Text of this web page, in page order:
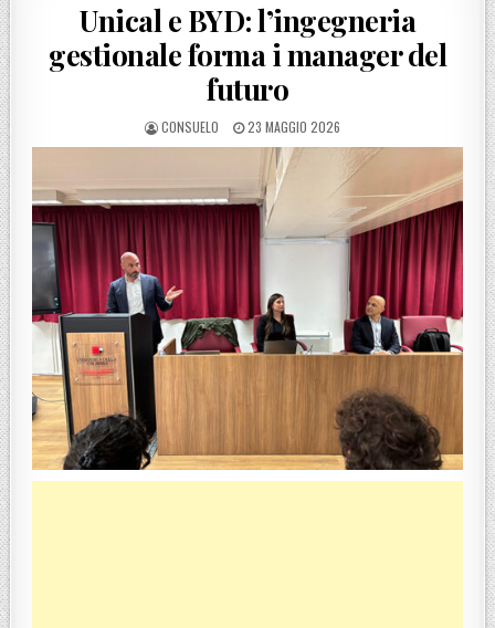
Unical e BYD: l’ingegneria
gestionale forma i manager del
futuro
POSTED BY
CONSUELO POSTED ON
23 MAGGIO 2026